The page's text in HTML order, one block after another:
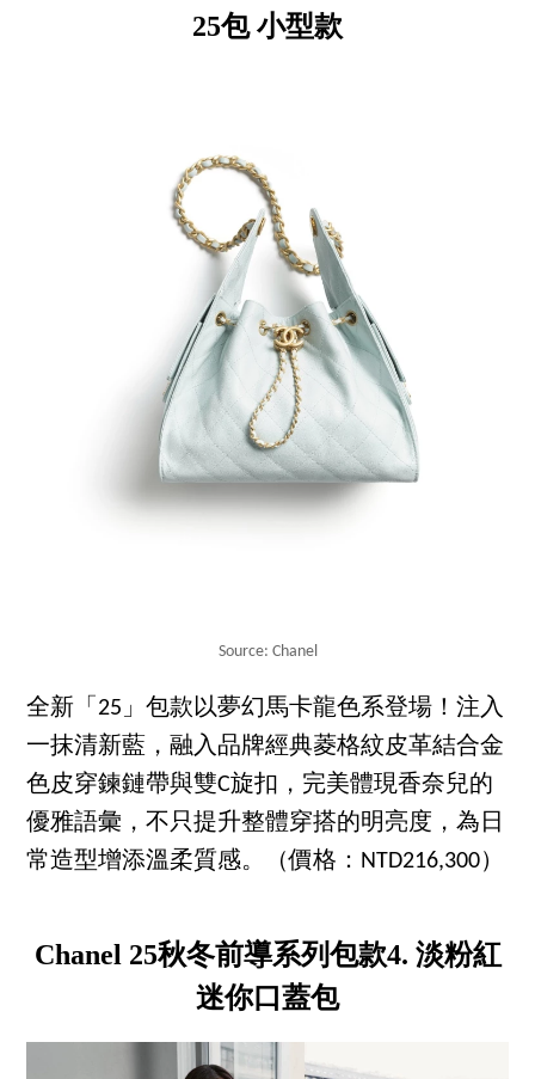
25包 小型款
Source: Chanel
全新「25」包款以夢幻馬卡龍色系登場！注入
一抹清新藍，融入品牌經典菱格紋皮革結合金
色皮穿鍊鏈帶與雙C旋扣，完美體現香奈兒的
優雅語彙，不只提升整體穿搭的明亮度，為日
常造型增添溫柔質感。（價格：NTD216,300）
Chanel 25秋冬前導系列包款4. 淡粉紅
迷你口蓋包